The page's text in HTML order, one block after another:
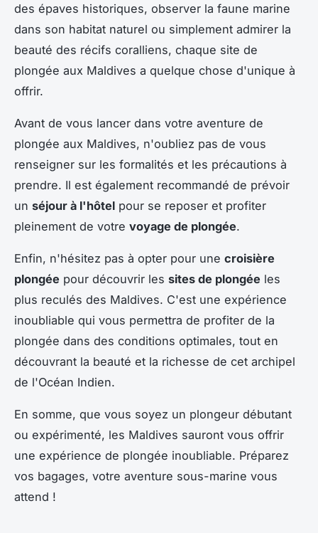
des épaves historiques, observer la faune marine
dans son habitat naturel ou simplement admirer la
beauté des récifs coralliens, chaque site de
plongée aux Maldives a quelque chose d'unique à
offrir.
Avant de vous lancer dans votre aventure de
plongée aux Maldives, n'oubliez pas de vous
renseigner sur les formalités et les précautions à
prendre. Il est également recommandé de prévoir
un séjour à l'hôtel pour se reposer et profiter
pleinement de votre voyage de plongée.
Enfin, n'hésitez pas à opter pour une croisière
plongée pour découvrir les sites de plongée les
plus reculés des Maldives. C'est une expérience
inoubliable qui vous permettra de profiter de la
plongée dans des conditions optimales, tout en
découvrant la beauté et la richesse de cet archipel
de l'Océan Indien.
En somme, que vous soyez un plongeur débutant
ou expérimenté, les Maldives sauront vous offrir
une expérience de plongée inoubliable. Préparez
vos bagages, votre aventure sous-marine vous
attend !